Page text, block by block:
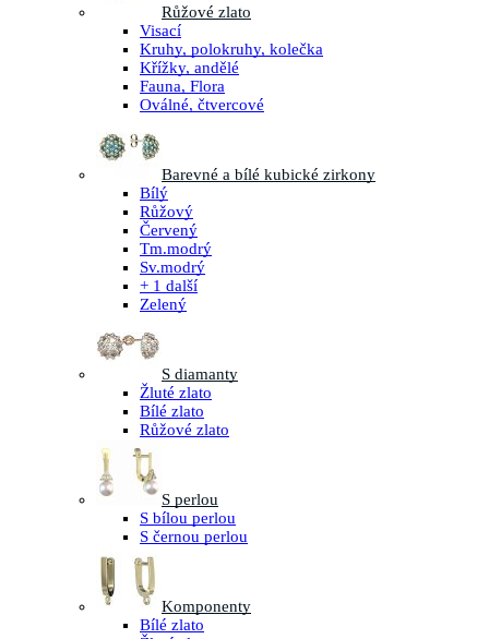
Růžové zlato
Visací
Kruhy, polokruhy, kolečka
Křížky, andělé
Fauna, Flora
Oválné, čtvercové
Barevné a bílé kubické zirkony
Bílý
Růžový
Červený
Tm.modrý
Sv.modrý
+ 1 další
Zelený
S diamanty
Žluté zlato
Bílé zlato
Růžové zlato
S perlou
S bílou perlou
S černou perlou
Komponenty
Bílé zlato